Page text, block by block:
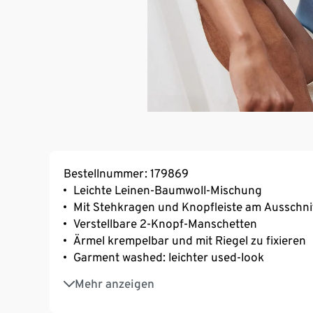
Bestellnummer: 179869
Leichte Leinen-Baumwoll-Mischung
Mit Stehkragen und Knopfleiste am
Verstellbare 2-Knopf-Manschetten
Ärmel krempelbar und mit Riegel zu fixieren
Garment washed: leichter used-look
Mehr anzeigen
Modern fit